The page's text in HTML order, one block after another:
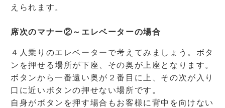
えられます。
席次のマナー②～エレベーターの場合
４人乗りのエレベーターで考えてみましょう。ボタ
ンを押せる場所が下座、その奥が上座となります。
ボタンから一番遠い奥が２番目に上、その次が入り
口に近いボタンの押せない場所です。
自身がボタンを押す場合もお客様に背中を向けない